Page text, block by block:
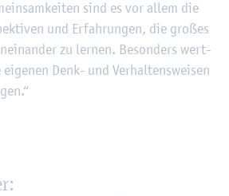
sind es vor allem die
und Er­fah­run­gen, die gro­ßes
zu ler­nen. Be­son­ders wert­
Denk- und Ver­hal­tens­wei­sen